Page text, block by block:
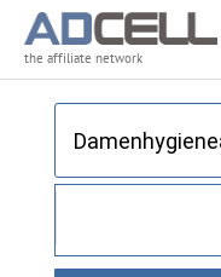
the affiliate network